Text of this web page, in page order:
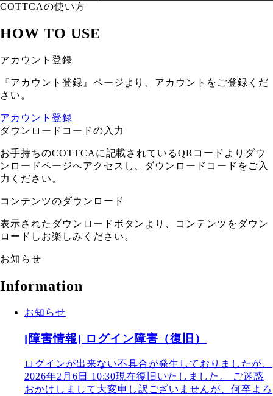
COTTCAの使い方
HOW TO USE
アカウント登録
『アカウント登録』ページより、アカウントをご登録くだ
さい。
アカウント登録
ダウンロードコードの入力
お手持ちのCOTTCAに記載されているQRコードよりダウ
ンロードページへアクセスし、ダウンロードコードをご入
力ください。
コンテンツのダウンロード
表示されたダウンロードボタンより、コンテンツをダウン
ロードしお楽しみください。
お知らせ
Information
お知らせ
[障害情報] ログイン障害（復旧）
ログインが出来ない不具合が発生しておりましたが、
2026年2月6日 10:30現在復旧いたしました。 ご迷惑
おかけしまして大変申し訳ございませんが、何卒よろ